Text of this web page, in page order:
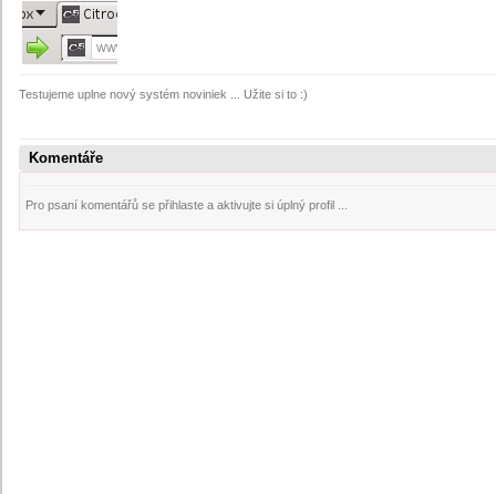
Testujeme uplne nový systém noviniek ... Užite si to :)
Komentáře
Pro psaní komentářů se přihlaste a aktivujte si úplný profil ...